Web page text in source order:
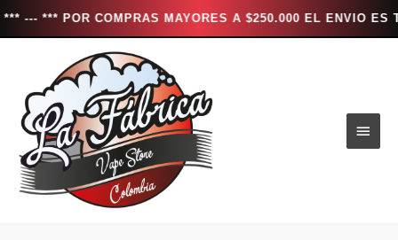
COMPRAS MAYORES A $250.000 EL ENVIO ES
contenido